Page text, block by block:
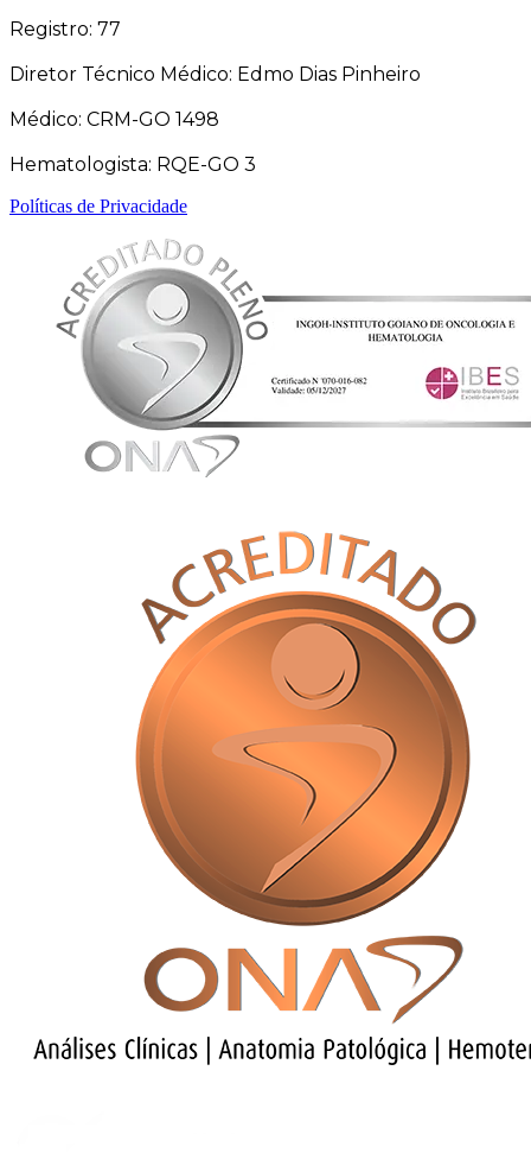
Registro: 77
Diretor Técnico Médico: Edmo Dias Pinheiro
Médico: CRM-GO 1498
Hematologista: RQE-GO 3
Políticas de Privacidade